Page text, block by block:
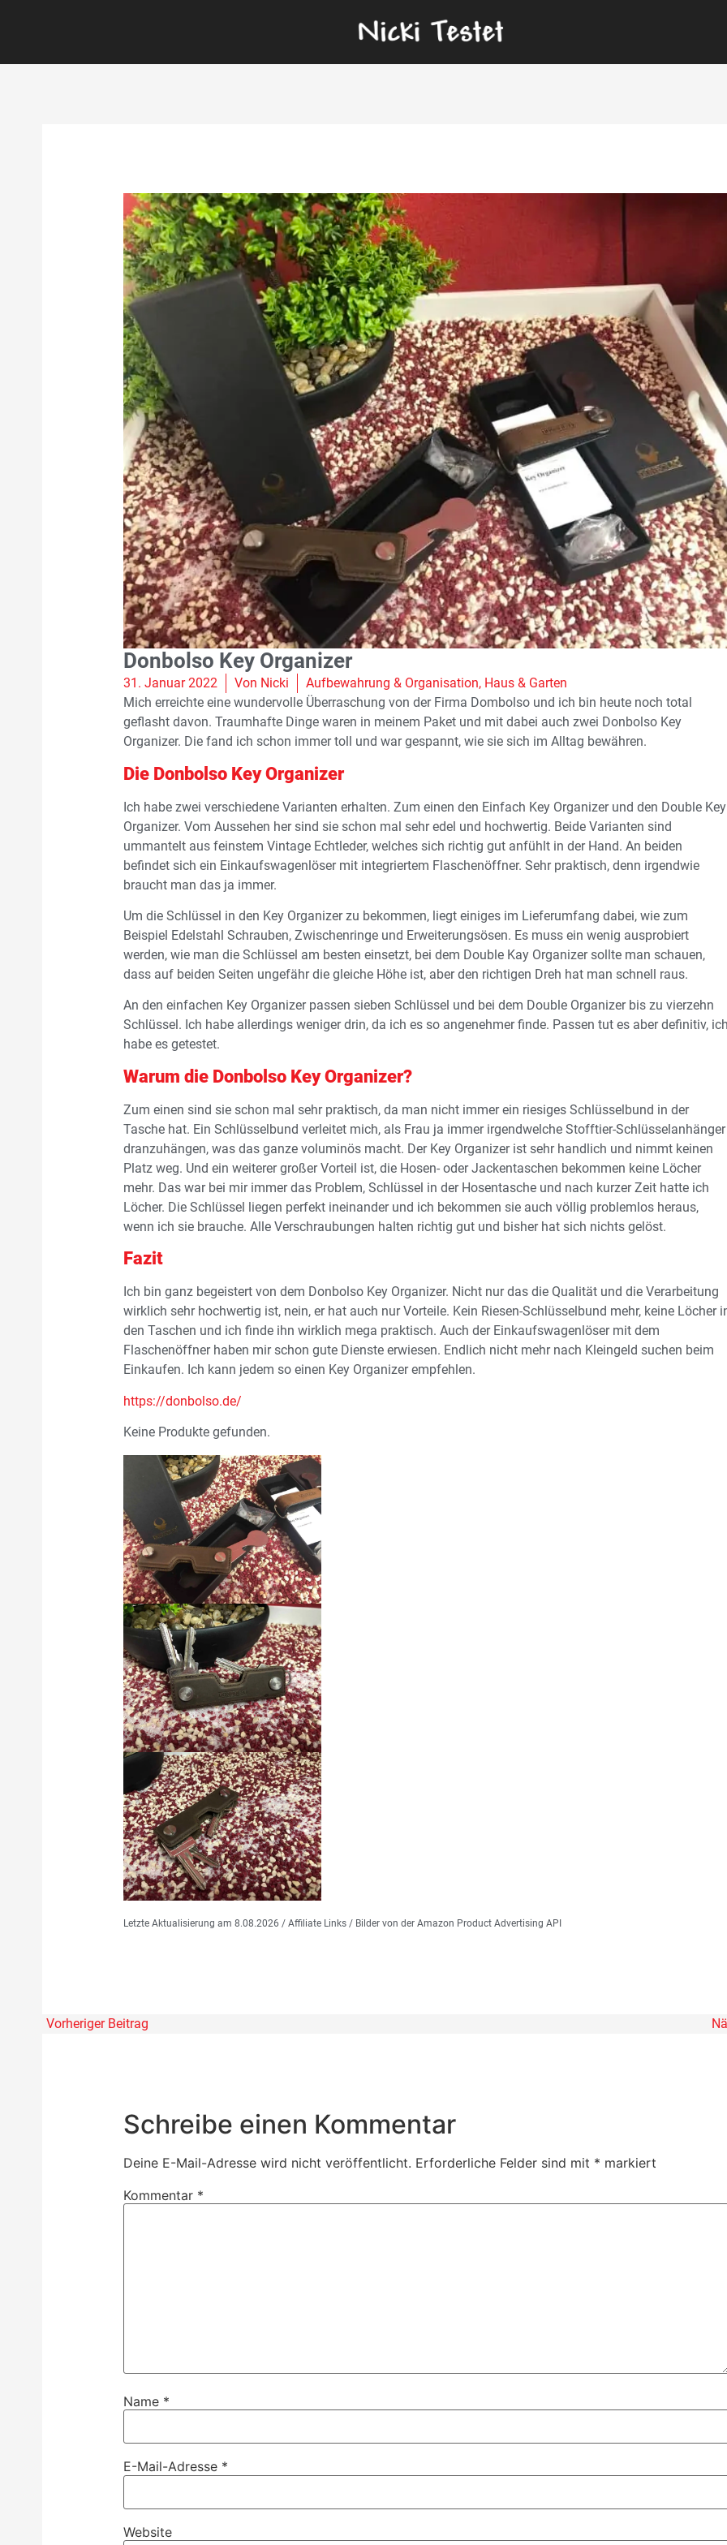
Donbolso Key Organizer
31. Januar 2022 Von Nicki Aufbewahrung & Organisation, Haus & Garten
Mich erreichte eine wundervolle Überraschung von der Firma Dombolso und ich bin heute noch total
geflasht davon. Traumhafte Dinge waren in meinem Paket und mit dabei auch zwei Donbolso Key
Organizer. Die fand ich schon immer toll und war gespannt, wie sie sich im Alltag bewähren.
Die Donbolso Key Organizer
Ich habe zwei verschiedene Varianten erhalten. Zum einen den Einfach Key Organizer und den Double Key
Organizer. Vom Aussehen her sind sie schon mal sehr edel und hochwertig. Beide Varianten sind
ummantelt aus feinstem Vintage Echtleder, welches sich richtig gut anfühlt in der Hand. An beiden
befindet sich ein Einkaufswagenlöser mit integriertem Flaschenöffner. Sehr praktisch, denn irgendwie
braucht man das ja immer.
Um die Schlüssel in den Key Organizer zu bekommen, liegt einiges im Lieferumfang dabei, wie zum
Beispiel Edelstahl Schrauben, Zwischenringe und Erweiterungsösen. Es muss ein wenig ausprobiert
werden, wie man die Schlüssel am besten einsetzt, bei dem Double Kay Organizer sollte man schauen,
dass auf beiden Seiten ungefähr die gleiche Höhe ist, aber den richtigen Dreh hat man schnell raus.
An den einfachen Key Organizer passen sieben Schlüssel und bei dem Double Organizer bis zu vierzehn
Schlüssel. Ich habe allerdings weniger drin, da ich es so angenehmer finde. Passen tut es aber definitiv,
habe es getestet.
Warum die Donbolso Key Organizer?
Zum einen sind sie schon mal sehr praktisch, da man nicht immer ein riesiges Schlüsselbund in der
Tasche hat. Ein Schlüsselbund verleitet mich, als Frau ja immer irgendwelche Stofftier-Schlüsselanhänger
dranzuhängen, was das ganze voluminös macht. Der Key Organizer ist sehr handlich und nimmt keinen
Platz weg. Und ein weiterer großer Vorteil ist, die Hosen- oder Jackentaschen bekommen keine Löcher
mehr. Das war bei mir immer das Problem, Schlüssel in der Hosentasche und nach kurzer Zeit hatte ich
Löcher. Die Schlüssel liegen perfekt ineinander und ich bekommen sie auch völlig problemlos heraus,
wenn ich sie brauche. Alle Verschraubungen halten richtig gut und bisher hat sich nichts gelöst.
Fazit
Ich bin ganz begeistert von dem Donbolso Key Organizer. Nicht nur das die Qualität und die Verarbeitung
wirklich sehr hochwertig ist, nein, er hat auch nur Vorteile. Kein Riesen-Schlüsselbund mehr, keine Löcher
den Taschen und ich finde ihn wirklich mega praktisch. Auch der Einkaufswagenlöser mit dem
Flaschenöffner haben mir schon gute Dienste erwiesen. Endlich nicht mehr nach Kleingeld suchen beim
Einkaufen. Ich kann jedem so einen Key Organizer empfehlen.
https://donbolso.de/
Keine Produkte gefunden.
Letzte Aktualisierung am 8.08.2026 / Affiliate Links / Bilder von der Amazon Product Advertising API
Vorheriger Beitrag
Schreibe einen Kommentar
Deine E-Mail-Adresse wird nicht veröffentlicht. Erforderliche Felder sind mit * markiert
Kommentar *
Name *
E-Mail-Adresse *
Website